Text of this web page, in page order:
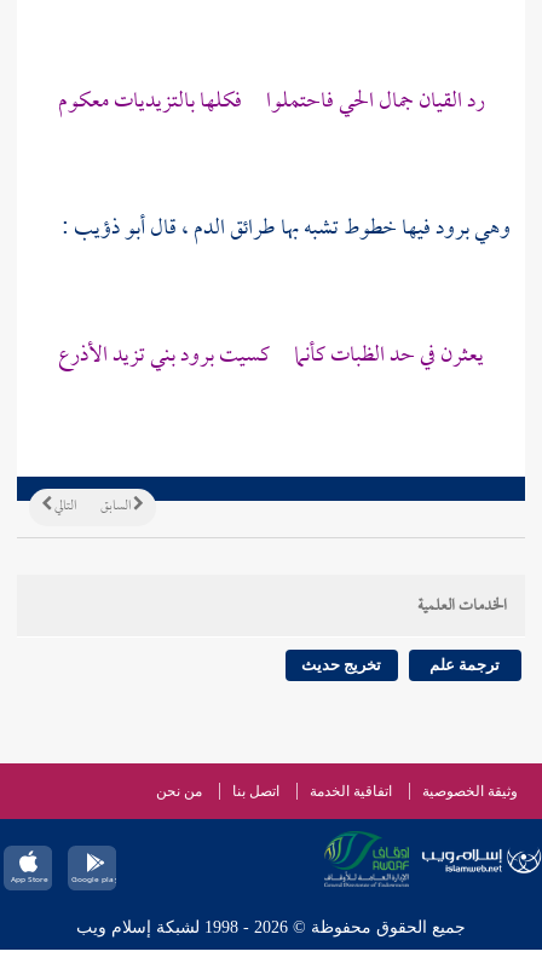
رد القيان جمال الحي فاحتملوا فكلها بالتزيديات معكوم
وهي برود فيها خطوط تشبه بها طرائق الدم ، قالأبو ذؤيب:
يعثرن في حد الظبات كأنما كسيت برودبني تزيدالأذرع
التالي السابق
الخدمات العلمية
ترجمة علم تخريج حديث
وثيقة الخصوصية اتفاقية الخدمة اتصل بنا من نحن
جميع الحقوق محفوظة © 2026 - 1998 لشبكة إسلام ويب